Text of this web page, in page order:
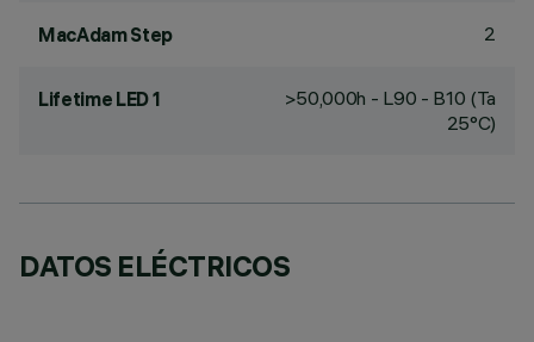
MacAdam Step 2
Lifetime LED 1
>50,000h - L90 - B10 (Ta
25°C)
DATOS ELÉCTRICOS